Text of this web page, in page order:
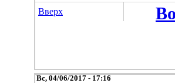
Вверх
Вс, 04/06/2017 - 17:16